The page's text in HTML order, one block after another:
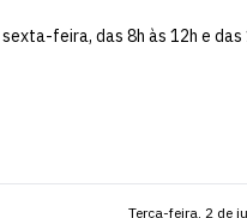
feira, das 8h às 12h e das
Terça-feira, 2 de